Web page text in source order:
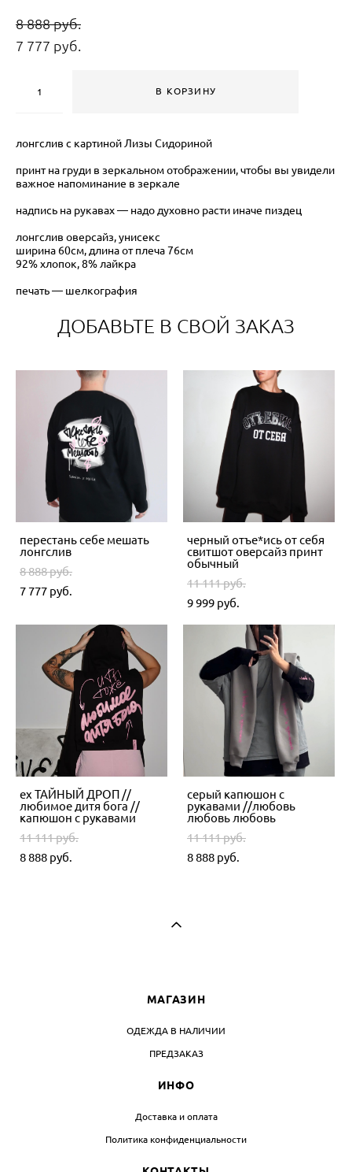
8 888 pуб.
7 777 pуб.
В КОРЗИНУ
лонгслив с картиной Лизы Сидориной
принт на груди в зеркальном отображении, чтобы вы увидели
важное напоминание в зеркале
надпись на рукавах — надо духовно расти иначе пиздец
лонгслив оверсайз, унисекс
ширина 60см, длина от плеча 76см
​92% хлопок, 8% лайкра
печать — шелкография
ДОБАВЬТЕ В СВОЙ ЗАКАЗ
перестань себе мешать
лонгслив
8 888 pуб.
7 777 pуб.
черный отъе*ись от себя
свитшот оверсайз принт
обычный
11 111 pуб.
9 999 pуб.
ex ТАЙНЫЙ ДРОП //
любимое дитя бога //
капюшон с рукавами
11 111 pуб.
8 888 pуб.
серый капюшон с
рукавами //любовь
любовь любовь
11 111 pуб.
8 888 pуб.
МАГАЗИН
ОДЕЖДА В НАЛИЧИИ
ПРЕДЗАКАЗ
ИНФО
Доставка и оплата
Политика конфиденциальности